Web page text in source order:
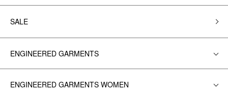
SALE
ENGINEERED GARMENTS
ENGINEERED GARMENTS WOMEN